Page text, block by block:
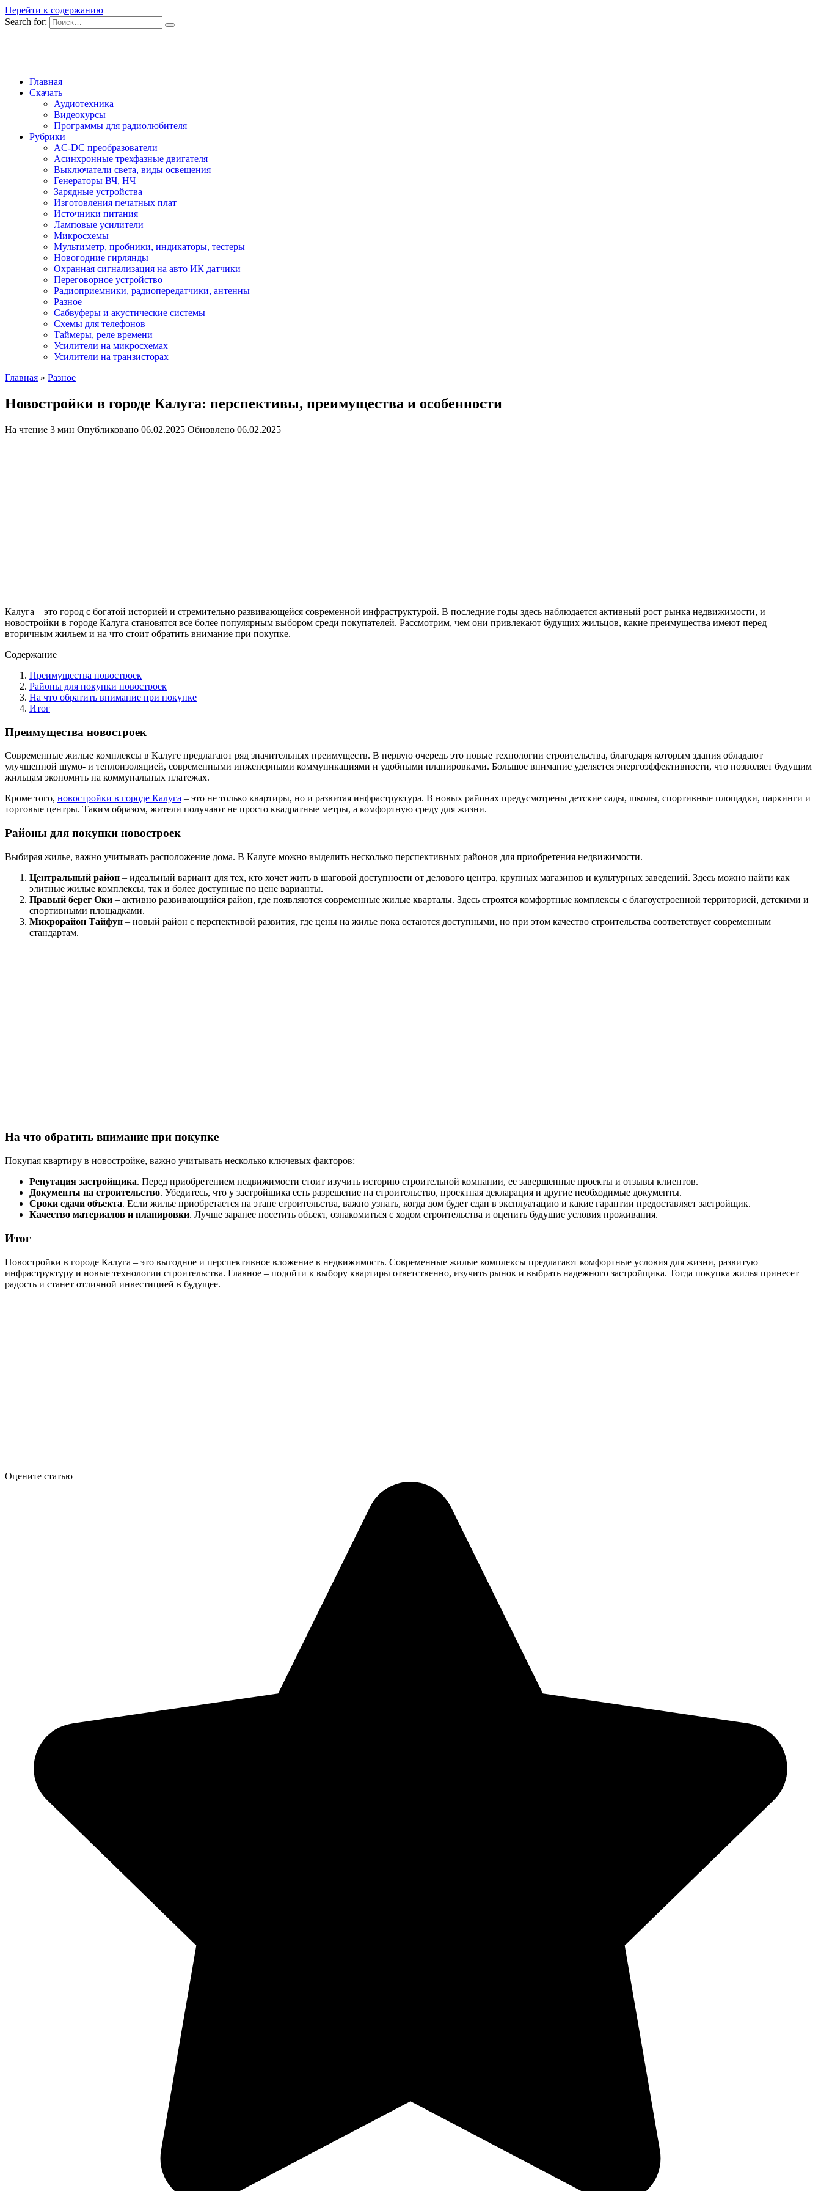
Перейти к содержанию
Search for:
Главная
Скачать
Аудиотехника
Видеокурсы
Программы для радиолюбителя
Рубрики
AC-DC преобразователи
Асинхронные трехфазные двигателя
Выключатели света, виды освещения
Генераторы ВЧ, НЧ
Зарядные устройства
Изготовления печатных плат
Источники питания
Ламповые усилители
Микросхемы
Мультиметр, пробники, индикаторы, тестеры
Новогодние гирлянды
Охранная сигнализация на авто ИК датчики
Переговорное устройство
Радиоприемники, радиопередатчики, антенны
Разное
Сабвуферы и акустические системы
Схемы для телефонов
Таймеры, реле времени
Усилители на микросхемах
Усилители на транзисторах
Главная » Разное
Новостройки в городе Калуга: перспективы, преимущества и особенности
На чтение 3 мин Опубликовано 06.02.2025 Обновлено 06.02.2025
Калуга – это город с богатой историей и стремительно развивающейся современной инфраструктурой. В последние годы здесь наблюдается активный рост рынка недвижимости, и
новостройки в городе Калуга становятся все более популярным выбором среди покупателей. Рассмотрим, чем они привлекают будущих жильцов, какие преимущества имеют перед
вторичным жильем и на что стоит обратить внимание при покупке.
Содержание
Преимущества новостроек
Районы для покупки новостроек
На что обратить внимание при покупке
Итог
Преимущества новостроек
Современные жилые комплексы в Калуге предлагают ряд значительных преимуществ. В первую очередь это новые технологии строительства, благодаря которым здания обладают
улучшенной шумо- и теплоизоляцией, современными инженерными коммуникациями и удобными планировками. Большое внимание уделяется энергоэффективности, что позволяет будущим
жильцам экономить на коммунальных платежах.
Кроме того, новостройки в городе Калуга – это не только квартиры, но и развитая инфраструктура. В новых районах предусмотрены детские сады, школы, спортивные площадки, паркинги и
торговые центры. Таким образом, жители получают не просто квадратные метры, а комфортную среду для жизни.
Районы для покупки новостроек
Выбирая жилье, важно учитывать расположение дома. В Калуге можно выделить несколько перспективных районов для приобретения недвижимости.
Центральный район – идеальный вариант для тех, кто хочет жить в шаговой доступности от делового центра, крупных магазинов и культурных заведений. Здесь можно найти как
элитные жилые комплексы, так и более доступные по цене варианты.
Правый берег Оки – активно развивающийся район, где появляются современные жилые кварталы. Здесь строятся комфортные комплексы с благоустроенной территорией, детскими и
спортивными площадками.
Микрорайон Тайфун – новый район с перспективой развития, где цены на жилье пока остаются доступными, но при этом качество строительства соответствует современным
стандартам.
На что обратить внимание при покупке
Покупая квартиру в новостройке, важно учитывать несколько ключевых факторов:
Репутация застройщика. Перед приобретением недвижимости стоит изучить историю строительной компании, ее завершенные проекты и отзывы клиентов.
Документы на строительство. Убедитесь, что у застройщика есть разрешение на строительство, проектная декларация и другие необходимые документы.
Сроки сдачи объекта. Если жилье приобретается на этапе строительства, важно узнать, когда дом будет сдан в эксплуатацию и какие гарантии предоставляет застройщик.
Качество материалов и планировки. Лучше заранее посетить объект, ознакомиться с ходом строительства и оценить будущие условия проживания.
Итог
Новостройки в городе Калуга – это выгодное и перспективное вложение в недвижимость. Современные жилые комплексы предлагают комфортные условия для жизни, развитую
инфраструктуру и новые технологии строительства. Главное – подойти к выбору квартиры ответственно, изучить рынок и выбрать надежного застройщика. Тогда покупка жилья принесет
радость и станет отличной инвестицией в будущее.
Оцените статью